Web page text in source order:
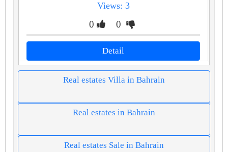
Views: 3
0 0
Detail
Real estates Villa in Bahrain
Real estates in Bahrain
Real estates Sale in Bahrain